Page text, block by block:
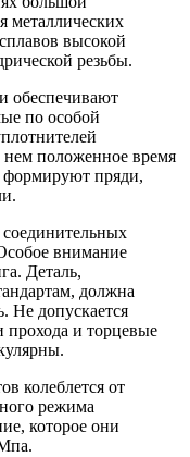
металлических
высокой
резьбы.
обеспечивают
по особой
нем положенное время
формируют пряди,
внимание
Деталь,
должна
Не допускается
и торцевые
колеблется от
режима
которое они